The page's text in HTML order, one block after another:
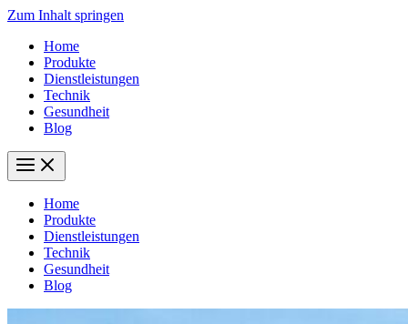
Zum Inhalt springen
Home
Produkte
Dienstleistungen
Technik
Gesundheit
Blog
Home
Produkte
Dienstleistungen
Technik
Gesundheit
Blog